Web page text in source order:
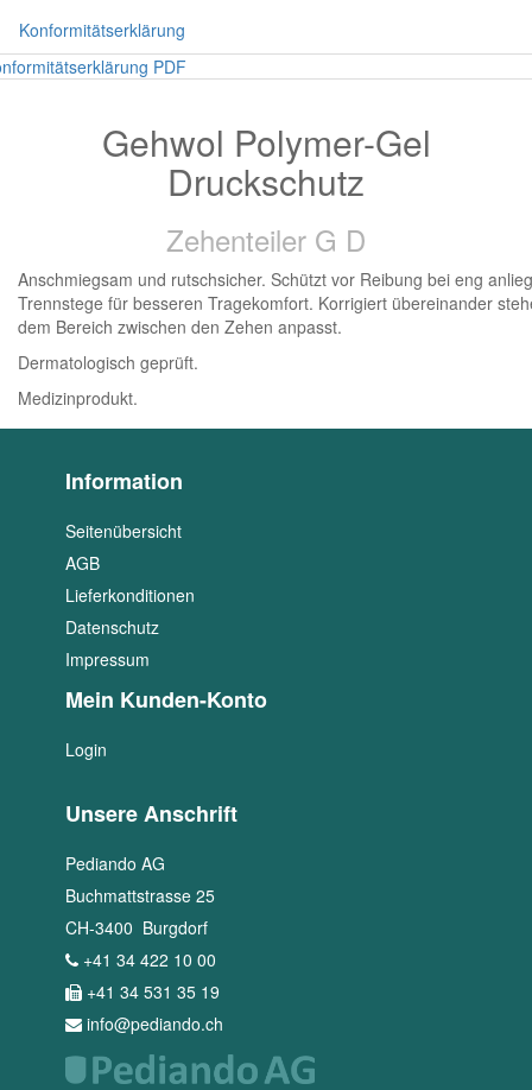
Konformitätserklärung
PDF
Gehwol Polymer-Gel
Druckschutz
Zehenteiler G D
Anschmiegsam und rutschsicher. Schützt vor Reibung bei eng
Trennstege für besseren Tragekomfort. Korrigiert übereinander
dem Bereich zwischen den Zehen anpasst.
Dermatologisch geprüft.
Medizinprodukt.
Information
Seitenübersicht
AGB
Lieferkonditionen
Datenschutz
Impressum
Mein Kunden-Konto
Login
Unsere Anschrift
Pediando AG
Buchmattstrasse 25
CH-3400 Burgdorf
+41 34 422 10 00
+41 34 531 35 19
info@pediando.ch